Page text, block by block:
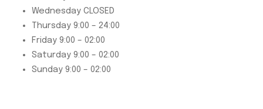
Wednesday CLOSED
Thursday 9:00 – 24:00
Friday 9:00 – 02:00
Saturday 9:00 – 02:00
Sunday 9:00 – 02:00